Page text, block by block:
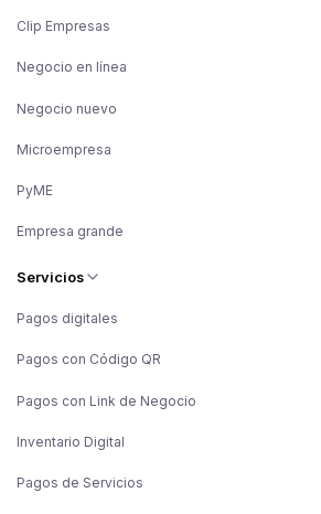
Servicios
Pagos digitales
Pagos con Código QR
Pagos con Link de Negocio
Inventario Digital
Pagos de Servicios
Clip Empresas
Negocio en línea
Negocio nuevo
Microempresa
PyME
Empresa grande